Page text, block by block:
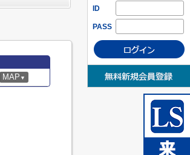
ID
PASS
MAP ▼